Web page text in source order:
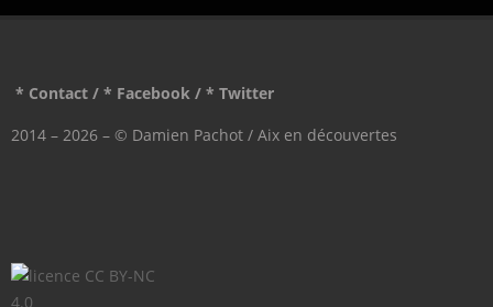
* Contact / * Facebook / * Twitter
2014 – 2026 – © Damien Pachot / Aix en découvertes